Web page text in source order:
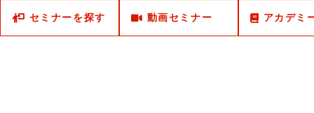
セミナーを探す 動画セミナー アカデミ